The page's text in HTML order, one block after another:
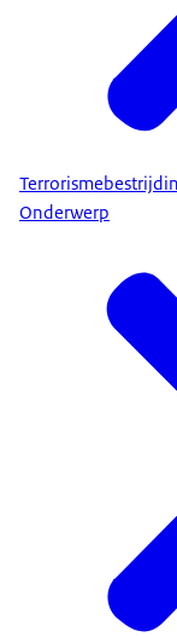
Onderwerp